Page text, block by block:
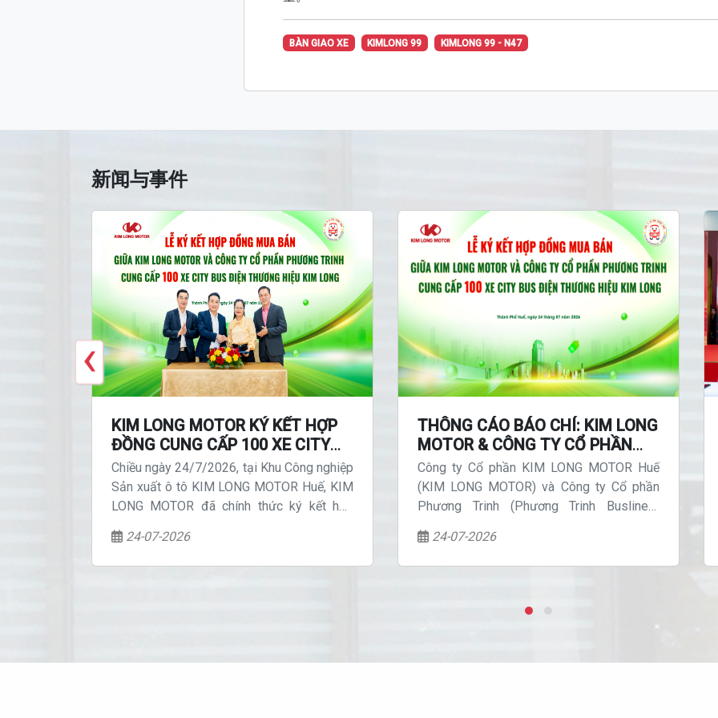
BÀN GIAO XE KIMLONG 99 KIMLONG 99 - N47
新闻与事件
KIM LONG MOTOR KÝ KẾT HỢP
ĐỒNG CUNG CẤP 100 XE CITY
BUS ĐIỆN CHO PHƯƠNG TRINH
BUSLINES, THÚC ĐẨY GIAO
THÔNG XANH
Chiều ngày 24/7/2026, tại Khu Công nghiệp
Sản xuất ô tô KIM LONG MOTOR Huế, KIM
LONG MOTOR đã chính thức ký kết hợp
thương hiệu KIMLONG cho Công ty Cổ phần
Phương Trinh
24-07-2026
THÔNG CÁO BÁO CHÍ: KIM LONG
MOTOR & CÔNG TY CỔ PHẦN
PHƯƠNG TRINH KÝ KẾT HỢP
ĐỒNG MUA BÁN 100 XE CITYBUS
ĐIỆN
Công ty Cổ phần KIM LONG MOTOR Huế
(KIM LONG MOTOR) và Công ty Cổ phần
Phương Trinh (Phương Trinh Buslines)
xe citybus điện thương hiệu KIMLONG
24-07-2026
‹